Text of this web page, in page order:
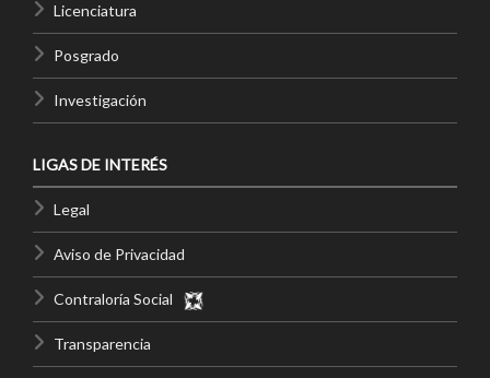
Licenciatura
Posgrado
Investigación
LIGAS DE INTERÉS
Legal
Aviso de Privacidad
Contraloría Social
Transparencia